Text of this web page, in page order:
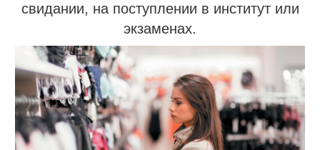
свидании, на поступлении в институт или
экзаменах.